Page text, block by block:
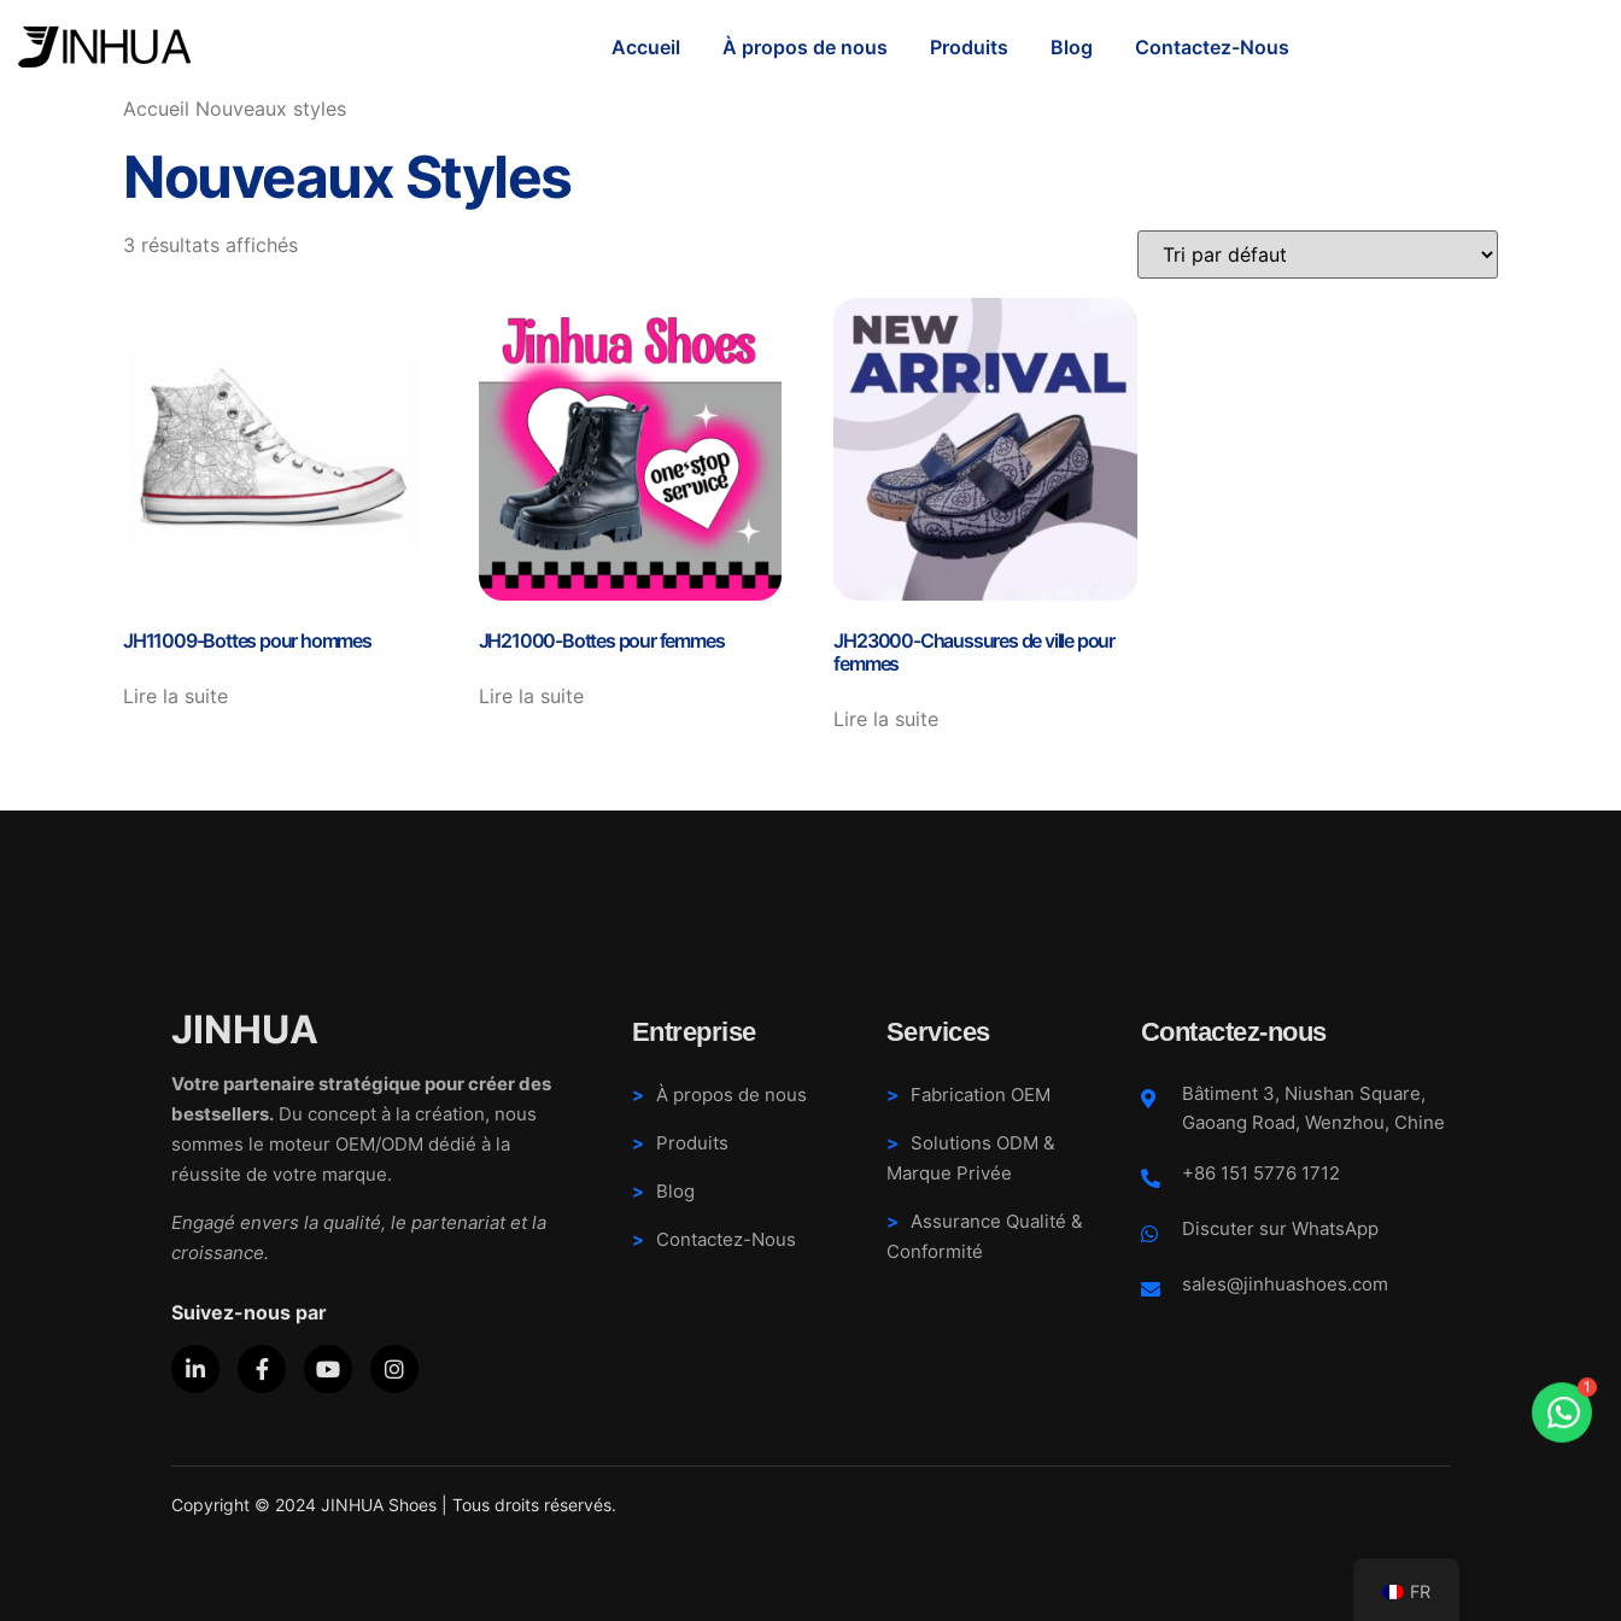
Accueil À propos de nous Produits Blog Contactez-Nous
Accueil Nouveaux styles
Nouveaux Styles
3 résultats affichés
JH11009-Bottes pour hommes
Lire la suite
JH21000-Bottes pour femmes
Lire la suite
JH23000-Chaussures de ville pour
femmes
Lire la suite
JINHUA
Votre partenaire stratégique pour créer des
bestsellers. Du concept à la création, nous
sommes le moteur OEM/ODM dédié à la
réussite de votre marque.
Engagé envers la qualité, le partenariat et la
croissance.
Suivez-nous par
Entreprise
À propos de nous
Produits
Blog
Contactez-Nous
Services
Fabrication OEM
Solutions ODM &
Marque Privée
Assurance Qualité &
Conformité
Contactez-nous
Bâtiment 3, Niushan Square,
Gaoang Road, Wenzhou, Chine
+86 151 5776 1712
Discuter sur WhatsApp
sales@jinhuashoes.com
Copyright © 2024 JINHUA Shoes | Tous droits réservés.
1
FR